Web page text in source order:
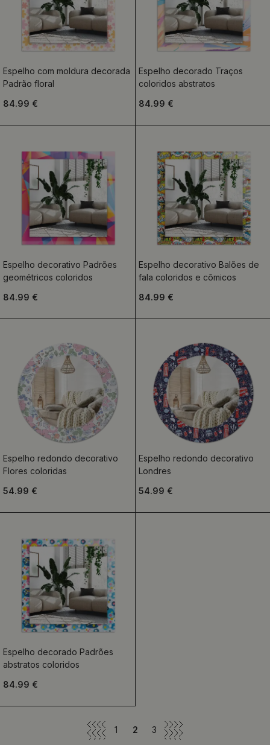
Espelho com moldura decorada
Padrão floral
84.99 €
Espelho decorado Traços
coloridos abstratos
84.99 €
Espelho decorativo Padrões
geométricos coloridos
84.99 €
Espelho decorativo Balões de
fala coloridos e cômicos
84.99 €
Espelho redondo decorativo
Flores coloridas
54.99 €
Espelho redondo decorativo
Londres
54.99 €
Espelho decorado Padrões
abstratos coloridos
84.99 €
1 2 3